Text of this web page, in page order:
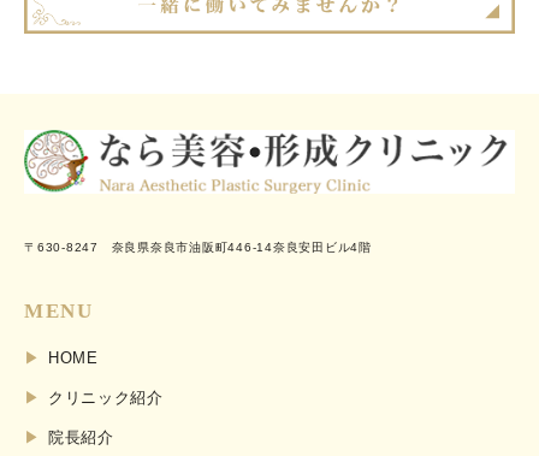
〒630-8247 奈良県奈良市油阪町446-14奈良安田ビル4階
MENU
HOME
クリニック紹介
院長紹介